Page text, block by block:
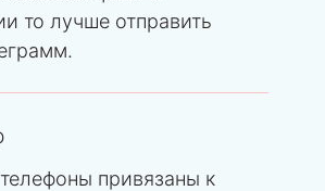
то лучше отправить
привязаны к